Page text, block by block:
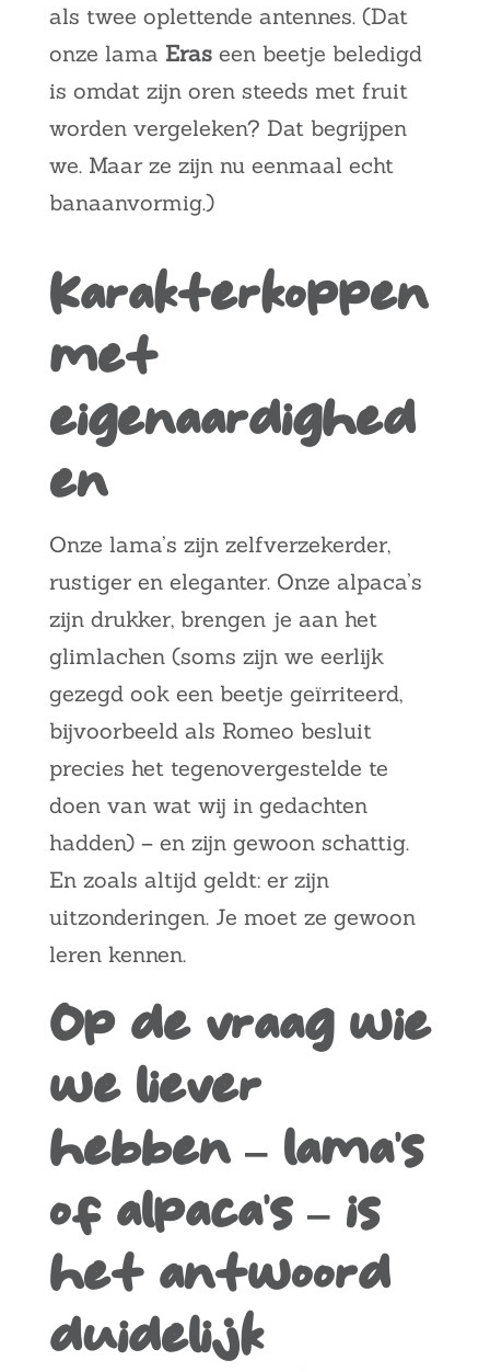
als twee oplettende antennes. (Dat
onze lama Eraseen beetje beledigd
is omdat zijn oren steeds met fruit
worden vergeleken? Dat begrijpen
we. Maar ze zijn nu eenmaal echt
banaanvormig.)
Karakterkoppen
met
eigenaardighed
en
Onze lama’s zijn zelfverzekerder,
rustiger en eleganter. Onze alpaca’s
zijn drukker, brengen je aan het
glimlachen (soms zijn we eerlijk
gezegd ook een beetje geïrriteerd,
bijvoorbeeld als Romeo besluit
precies het tegenovergestelde te
doen van wat wij in gedachten
hadden) – en zijn gewoon schattig.
En zoals altijd geldt: er zijn
uitzonderingen. Je moet ze gewoon
leren kennen.
Op de vraag wie
we liever
hebben – lama’s
of alpaca’s – is
het antwoord
duidelijk